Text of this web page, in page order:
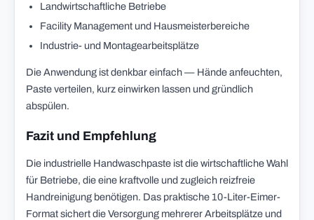
Landwirtschaftliche Betriebe
Facility Management und Hausmeisterbereiche
Industrie- und Montagearbeitsplätze
Die Anwendung ist denkbar einfach — Hände anfeuchten,
Paste verteilen, kurz einwirken lassen und gründlich
abspülen.
Fazit und Empfehlung
Die industrielle Handwaschpaste ist die wirtschaftliche Wahl
für Betriebe, die eine kraftvolle und zugleich reizfreie
Handreinigung benötigen. Das praktische 10-Liter-Eimer-
Format sichert die Versorgung mehrerer Arbeitsplätze und